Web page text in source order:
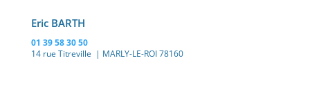
Eric BARTH
01 39 58 30 50
14 rue Titreville | MARLY-LE-ROI 78160